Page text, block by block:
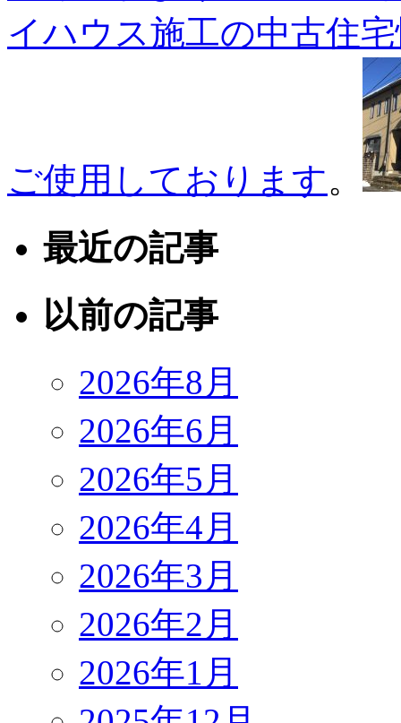
イハウス施工の中古住
ご使用しております。
最近の記事
以前の記事
2026年8月
2026年6月
2026年5月
2026年4月
2026年3月
2026年2月
2026年1月